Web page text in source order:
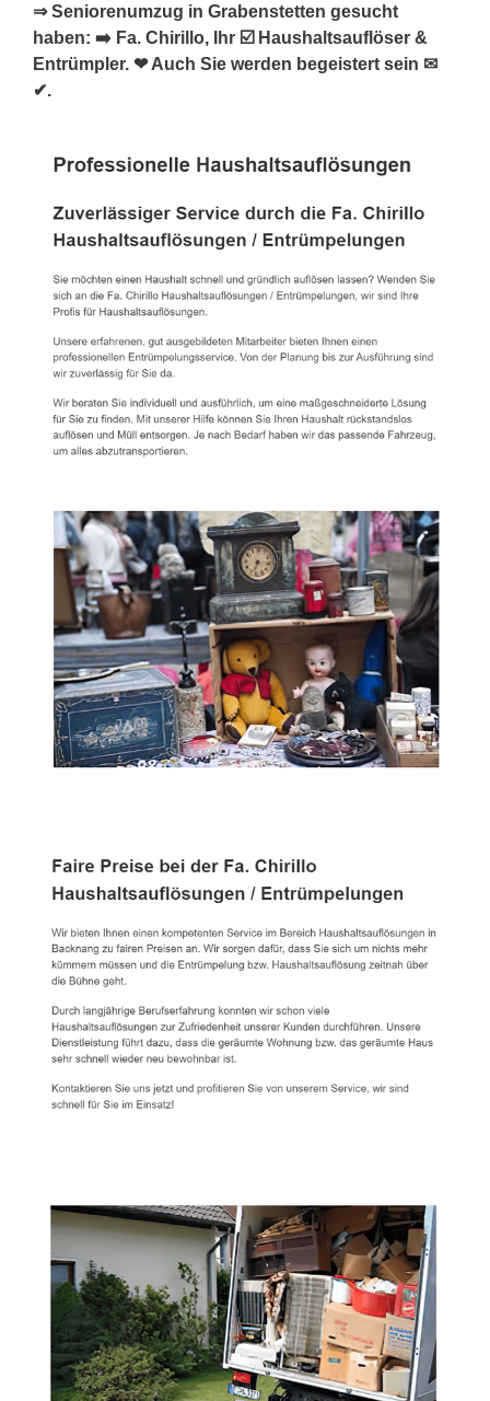
⇒ Seniorenumzug in Grabenstetten gesucht
haben: ➡️ Fa. Chirillo, Ihr ☑️ Haushaltsauflöser &
Entrümpler. ❤ Auch Sie werden begeistert sein ✉
✔.